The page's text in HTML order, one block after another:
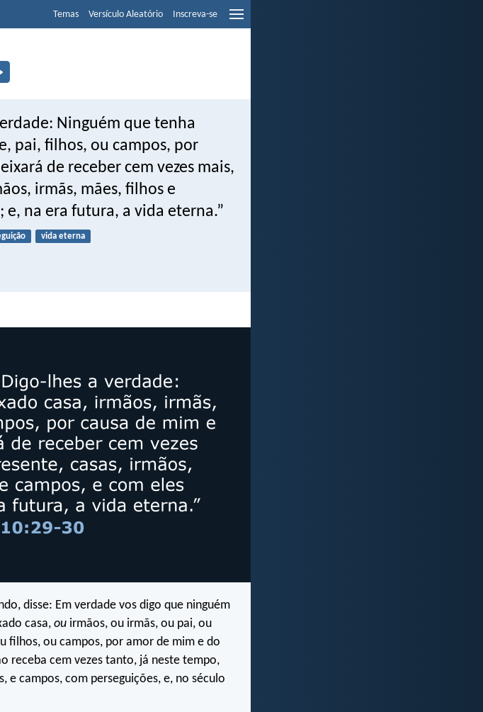
Temas Versículo Aleatório Inscreva-se
Ninguém que tenha
pai, filhos, ou campos, por
de receber cem vezes mais,
irmãs, mães, filhos e
e, na era futura, a vida eterna.”
vida eterna
disse: Em verdade vos digo que ninguém
casa, ou irmãos, ou irmãs, ou pai, ou
filhos, ou campos, por amor de mim e do
receba cem vezes tanto, já neste tempo,
e campos, com perseguições, e, no século